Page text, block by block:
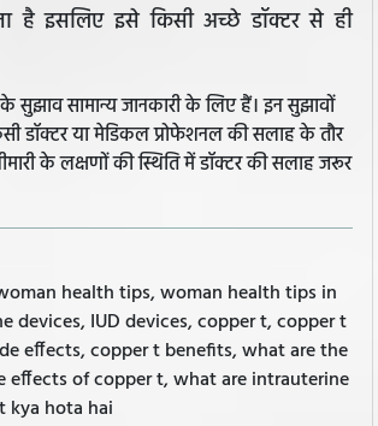
है इसलिए इसे किसी अच्छे डॉक्टर से ही
सामान्य जानकारी के लिए हैं। इन सुझावों
डॉक्टर या मेडिकल प्रोफेशनल की सलाह के तौर
के लक्षणों की स्थिति में डॉक्टर की सलाह जरूर
health tips, woman health tips in
devices, IUD devices, copper t, copper t
effects, copper t benefits, what are the
effects of copper t, what are intrauterine
kya hota hai